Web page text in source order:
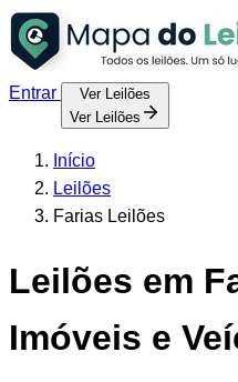
Entrar
Ver Leilões
Ver Leilões
Início
Leilões
Farias Leilões
Leilões em
Imóveis e